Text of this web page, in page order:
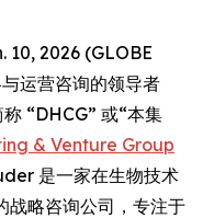
10, 2026 (GLOBE
运营咨询的领导者
称 “DHCG” 或“本集
& Venture Group
是一家在生物技术
战略咨询公司，专注于